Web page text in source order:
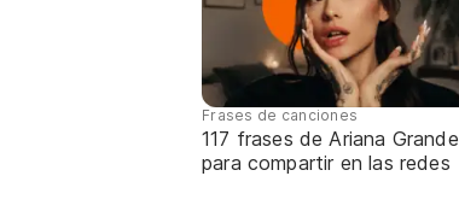
Frases de canciones
117 frases de Ariana Grande
para compartir en las redes